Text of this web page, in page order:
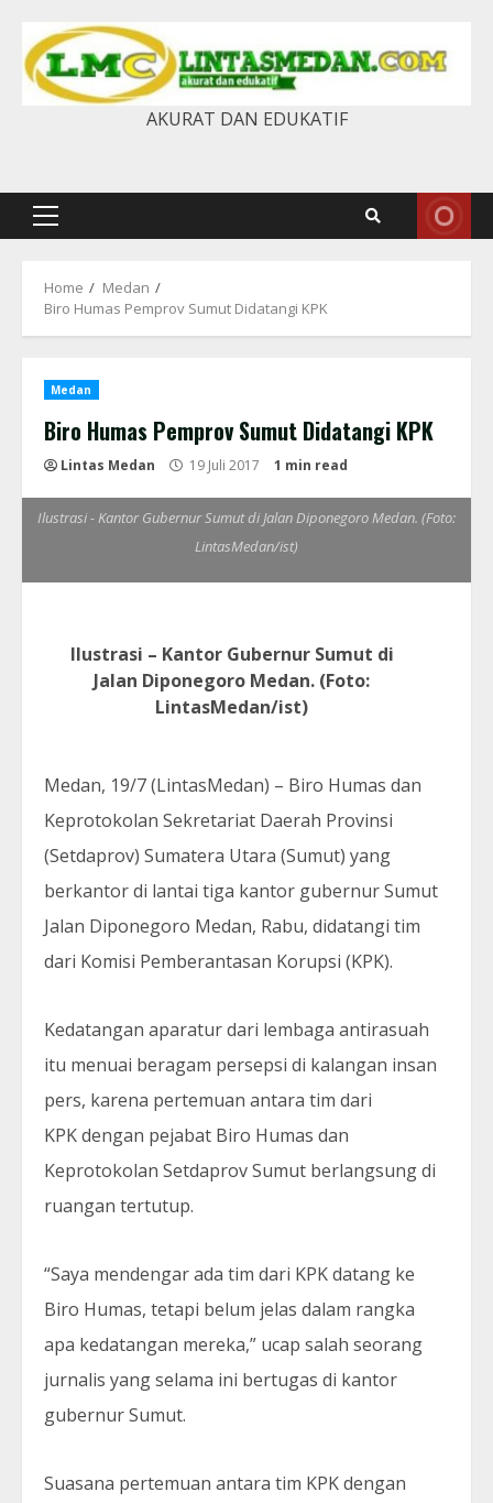
content
AKURAT DAN EDUKATIF
Primary
Home
Medan
Biro Humas Pemprov Sumut Didatangi KPK
Medan
Biro Humas Pemprov Sumut Didatangi KPK
Lintas Medan 19 Juli 2017 1 min read
Ilustrasi - Kantor Gubernur Sumut di Jalan Diponegoro Medan. (Foto:
LintasMedan/ist)
Ilustrasi – Kantor Gubernur Sumut di
Jalan Diponegoro Medan. (Foto:
LintasMedan/ist)
Medan, 19/7 (LintasMedan) – Biro Humas dan
Keprotokolan Sekretariat Daerah Provinsi
(Setdaprov) Sumatera Utara (Sumut) yang
berkantor di lantai tiga kantor gubernur Sumut
Jalan Diponegoro Medan, Rabu, didatangi tim
dari Komisi Pemberantasan Korupsi (KPK).
Kedatangan aparatur dari lembaga antirasuah
itu menuai beragam persepsi di kalangan insan
pers, karena pertemuan antara tim dari
KPK dengan pejabat Biro Humas dan
Keprotokolan Setdaprov Sumut berlangsung di
ruangan tertutup.
“Saya mendengar ada tim dari KPK datang ke
Biro Humas, tetapi belum jelas dalam rangka
apa kedatangan mereka,” ucap salah seorang
jurnalis yang selama ini bertugas di kantor
gubernur Sumut.
Suasana pertemuan antara tim KPK dengan